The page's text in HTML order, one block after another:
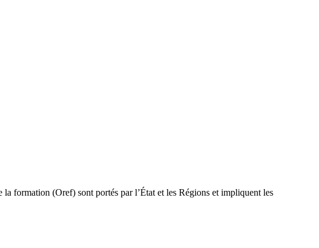
formation (Oref) sont portés par l’État et les Régions et impliquent les